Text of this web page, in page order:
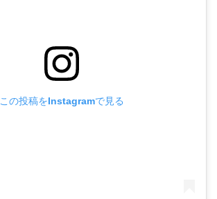
この投稿をInstagramで見る